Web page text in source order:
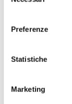
Preferenze
Statistiche
Marketing